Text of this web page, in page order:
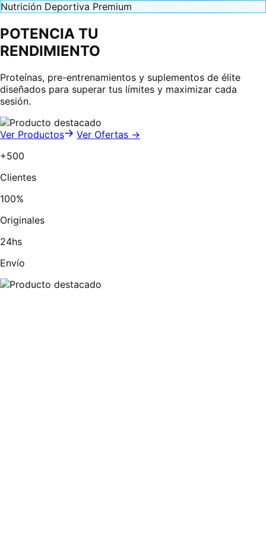
Nutrición Deportiva Premium
POTENCIA TU
RENDIMIENTO
Proteínas, pre-entrenamientos y suplementos de élite
diseñados para superar tus límites y maximizar cada
sesión.
Ver Productos
Ver Ofertas →
+500
Clientes
100%
Originales
24hs
Envío